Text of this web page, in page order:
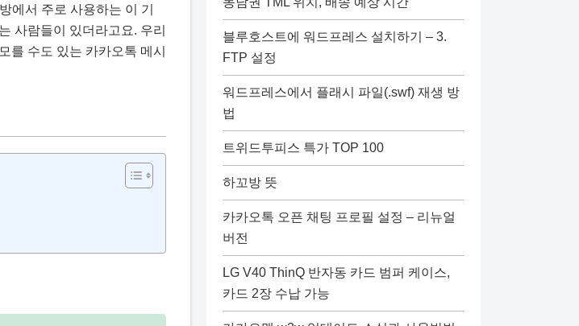
에서 주로 사용하는 이 기
사람들이 있더라고요. 우리
를 수도 있는 카카오톡 메시
블루호스트에 워드프레스 설치하기 – 3.
FTP 설정
워드프레스에서 플래시 파일(.swf) 재생 방
법
트위드투피스 특가 TOP 100
하꼬방 뜻
카카오톡 오픈 채팅 프로필 설정 – 리뉴얼
버전
LG V40 ThinQ 반자동 카드 범퍼 케이스,
카드 2장 수납 가능